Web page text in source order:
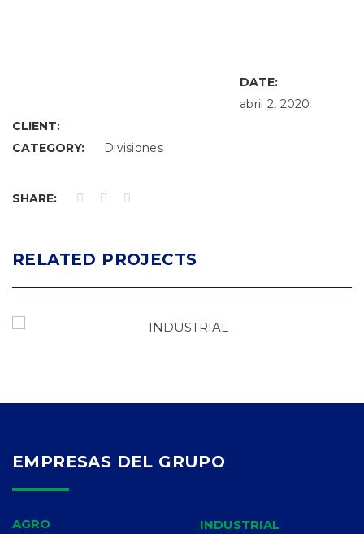
DATE:
abril 2, 2020
CLIENT:
CATEGORY:
Divisiones
SHARE:
RELATED PROJECTS
EMPRESAS DEL GRUPO
AGRO
INDUSTRIAL